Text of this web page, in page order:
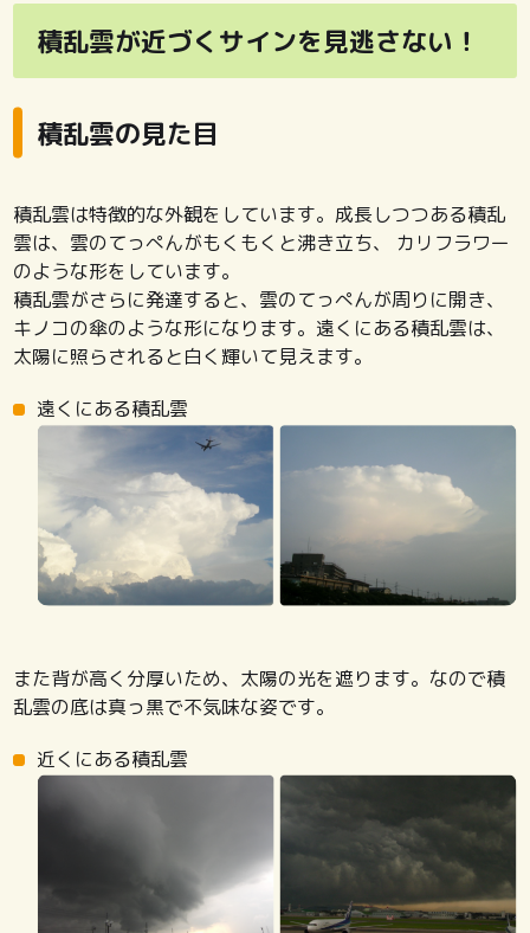
積乱雲が近づくサインを見逃さない！
積乱雲の見た目
積乱雲は特徴的な外観をしています。成長しつつある積乱
雲は、雲のてっぺんがもくもくと沸き立ち、 カリフラワー
のような形をしています。
積乱雲がさらに発達すると、雲のてっぺんが周りに開き、
キノコの傘のような形になります。遠くにある積乱雲は、
太陽に照らされると白く輝いて見えます。
遠くにある積乱雲
また背が高く分厚いため、太陽の光を遮ります。なので積
乱雲の底は真っ黒で不気味な姿です。
近くにある積乱雲